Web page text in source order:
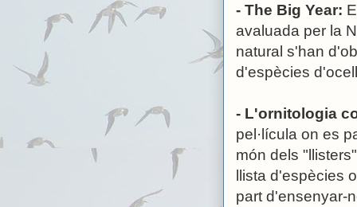
- The Big Year:
avaluada per la
natural s'han
d'espècies
- L'ornitologia
pel·lícula on es
món dels
llista d'espècies
part d'ensenyar-